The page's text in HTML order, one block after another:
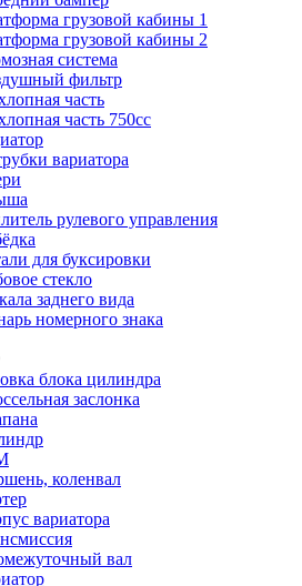
грузовой кабины 1
грузовой кабины 2
система
фильтр
часть
часть 750cc
вариатора
рулевого управления
для буксировки
стекло
заднего вида
номерного знака
блока цилиндра
заслонка
коленвал
вариатора
вал